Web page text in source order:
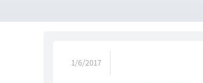
1/6/2017